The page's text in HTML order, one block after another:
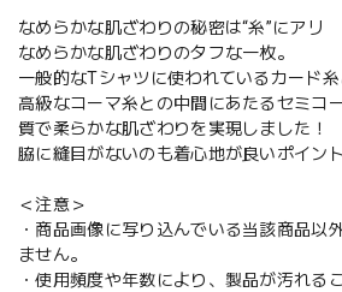
なめらかな肌ざわりの秘密は“糸”にアリ
なめらかな肌ざわりのタフな一枚。
一般的なTシャツに使われているカード
高級なコーマ糸との中間にあたるセミコ
質で柔らかな肌ざわりを実現しました！
脇に縫目がないのも着心地が良いポイント
＜注意＞
・商品画像に写り込んでいる当該商品以
ません。
・使用頻度や年数により、製品が汚れる